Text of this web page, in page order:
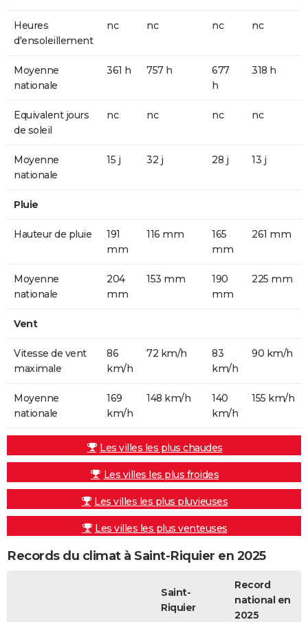
Heures
d'ensoleillement
nc nc nc nc
Moyenne
nationale
361 h 757 h
677
h
318 h
Equivalent jours
de soleil
nc nc nc nc
Moyenne
nationale
15 j 32 j 28 j 13 j
Pluie
Hauteur de pluie
191
mm
116 mm
165
mm
261 mm
Moyenne
nationale
204
mm
153 mm
190
mm
225 mm
Vent
Vitesse de vent
maximale
86
km/h
72 km/h
83
km/h
90 km/h
Moyenne
nationale
169
km/h
148 km/h
140
km/h
155 km/h
Les villes les plus chaudes
Les villes les plus froides
Les villes les plus pluvieuses
Les villes les plus venteuses
Records du climat à Saint-Riquier en 2025
Saint-
Riquier
Record
national en
2025